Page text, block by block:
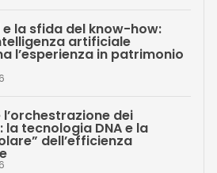
la sfida del know-how:
artificiale
l’esperienza in patrimonio
dei
la tecnologia DNA e la
dell’efficienza